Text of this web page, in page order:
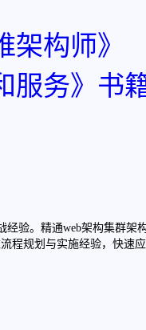
架构师》
服务》书
经验。精通web架构集群
程规划与实施经验，快速